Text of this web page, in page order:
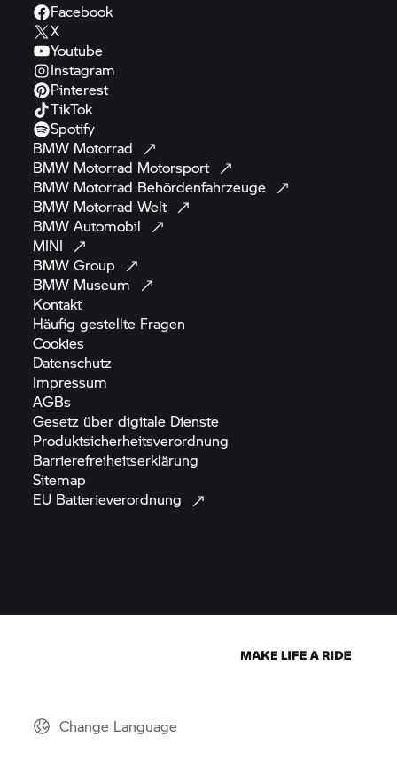
Facebook
X
Youtube
Instagram
Pinterest
TikTok
Spotify
BMW Motorrad
BMW Motorrad Motorsport
BMW Motorrad Behördenfahrzeuge
BMW Motorrad Welt
BMWAutomobil
MINI
BMWGroup
BMW Museum
Kontakt
Häufig gestellte Fragen
Cookies
Datenschutz
Impressum
AGBs
Gesetz über digitale Dienste
Produktsicherheitsverordnung
Barrierefreiheitserklärung
Sitemap
EU Batterieverordnung
Change Language